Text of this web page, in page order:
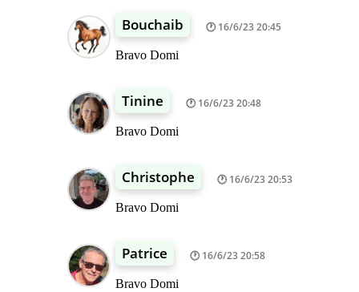
Bouchaib 16/6/23 20:45
Bravo Domi
Tinine 16/6/23 20:48
Bravo Domi
Christophe 16/6/23 20:53
Bravo Domi
Patrice 16/6/23 20:58
Bravo Domi